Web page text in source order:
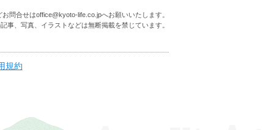
問合せはoffice@kyoto-life.co.jpへお願いいたします。
事、写真、イラストなどは無断掲載を禁じています。
規約